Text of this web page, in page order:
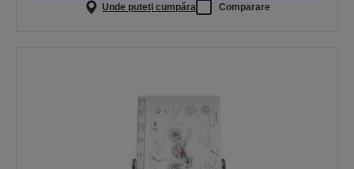
Unde puteți cumpăra Comparare